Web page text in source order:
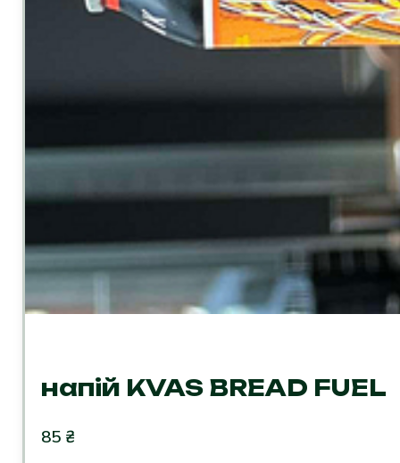
напій KVAS BREAD FUEL
85 ₴